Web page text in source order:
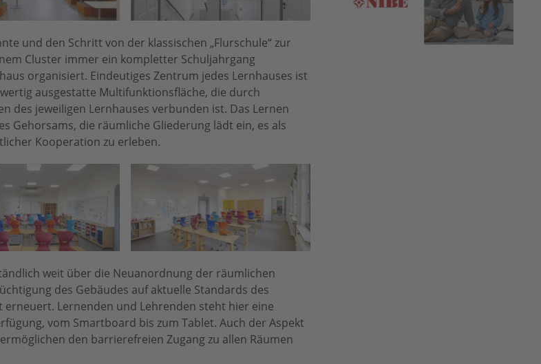
und den Schritt von der klassischen „Flurschule“ zur
Cluster immer ein kompletter Schuljahrgang
organisiert. Eindeutiges Zentrum jedes Lernhauses ist
ausgestatte Multifunktionsfläche, die durch
des jeweiligen Lernhauses verbunden ist. Das Lernen
Gehorsams, die räumliche Gliederung lädt ein, es als
Kooperation zu erleben.
weit über die Neuanordnung der räumlichen
des Gebäudes auf aktuelle Standards des
Lernenden und Lehrenden steht hier eine
vom Smartboard bis zum Tablet. Auch der Aspekt
den barrierefreien Zugang zu allen Räumen